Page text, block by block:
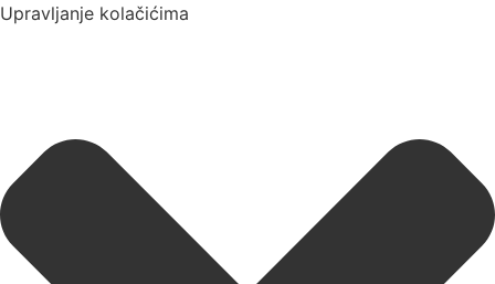
Upravljanje kolačićima